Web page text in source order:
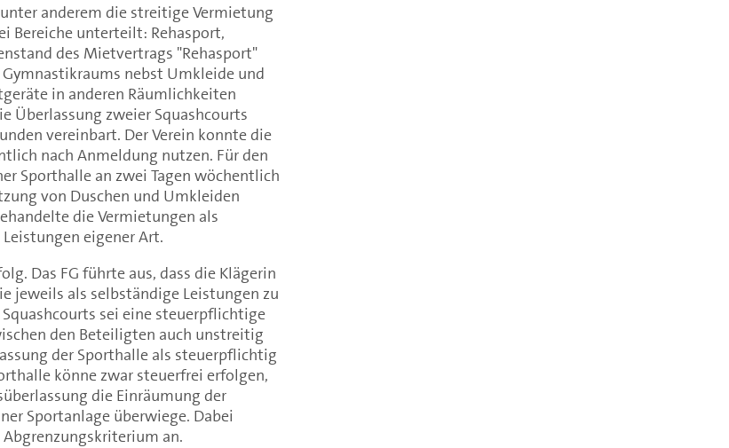
anderem die streitige Vermietung
Bereiche unterteilt: Rehasport,
des Mietvertrags "Rehasport"
nebst Umkleide und
in anderen Räumlichkeiten
Überlassung zweier Squashcourts
vereinbart. Der Verein konnte die
nach Anmeldung nutzen. Für den
Sporthalle an zwei Tagen wöchentlich
von Duschen und Umkleiden
die Vermietungen als
eigener Art.
Das FG führte aus, dass die Klägerin
jeweils als selbständige Leistungen zu
sei eine steuerpflichtige
den Beteiligten auch unstreitig
der Sporthalle als steuerpflichtig
könne zwar steuerfrei erfolgen,
die Einräumung der
Sportanlage überwiege. Dabei
an.